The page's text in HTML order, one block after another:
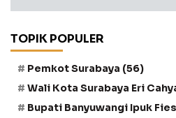
TOPIK POPULER
Pemkot Surabaya (56)
Wali Kota Surabaya Eri
Bupati Banyuwangi Ipuk